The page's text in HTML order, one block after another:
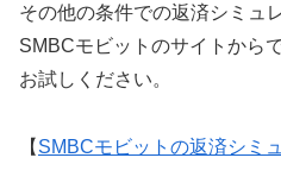
その他の条件での返済シミュ
SMBCモビットのサイトから
お試しください。
【 SMBCモビットの返済シミ